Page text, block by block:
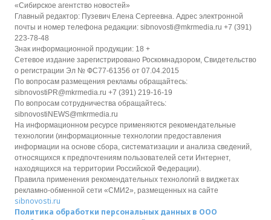
«Сибирское агентство новостей»
Главный редактор: Пузевич Елена Сергеевна. Адрес электронной
почты и номер телефона редакции: sibnovosti@mkrmedia.ru +7 (391)
223-78-48
Знак информационной продукции: 18 +
Сетевое издание зарегистрировано Роскомнадзором, Свидетельство
о регистрации Эл № ФС77-61356 от 07.04.2015
По вопросам размещения рекламы обращайтесь:
sibnovostiPR@mkrmedia.ru +7 (391) 219-16-19
По вопросам сотрудничества обращайтесь:
sibnovostiNEWS@mkrmedia.ru
На информационном ресурсе применяются рекомендательные
технологии (информационные технологии предоставления
информации на основе сбора, систематизации и анализа сведений,
относящихся к предпочтениям пользователей сети Интернет,
находящихся на территории Российской Федерации).
Правила применения рекомендательных технологий в виджетах
рекламно-обменной сети «СМИ2», размещенных на сайте
sibnovosti.ru
Политика обработки персональных данных в ООО